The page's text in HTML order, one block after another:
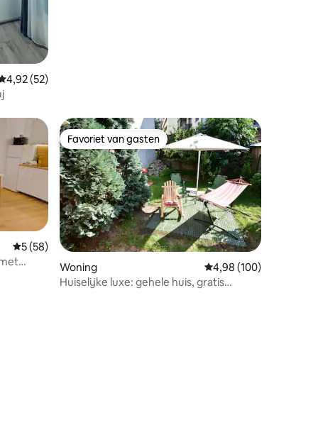
beoordeling van 4,92 op 5, 52 recensies
4,92 (52)
Gemiddelde beoordeling van 5 op 5, 58 recensies
5 (58)
Favoriet van gasten
Favoriet van gasten
Woning Gemiddelde
4,98 (100)
Huiselijke luxe: gehele huis, gratis